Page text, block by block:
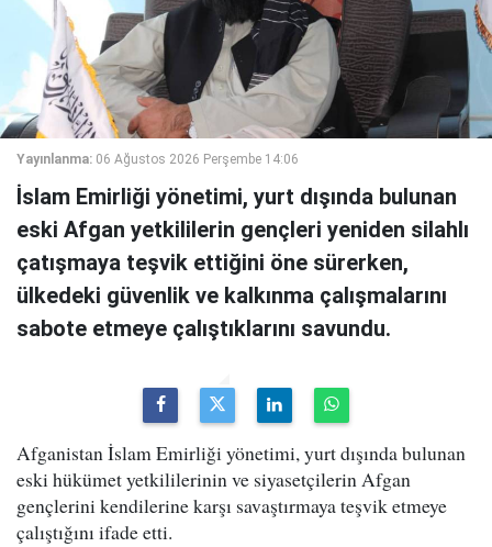
Yayınlanma: 06 Ağustos 2026 Perşembe 14:06
İslam Emirliği yönetimi, yurt dışında bulunan
eski Afgan yetkililerin gençleri yeniden silahlı
çatışmaya teşvik ettiğini öne sürerken,
ülkedeki güvenlik ve kalkınma çalışmalarını
sabote etmeye çalıştıklarını savundu.
Afganistan İslam Emirliği yönetimi, yurt dışında bulunan
eski hükümet yetkililerinin ve siyasetçilerin Afgan
gençlerini kendilerine karşı savaştırmaya teşvik etmeye
çalıştığını ifade etti.